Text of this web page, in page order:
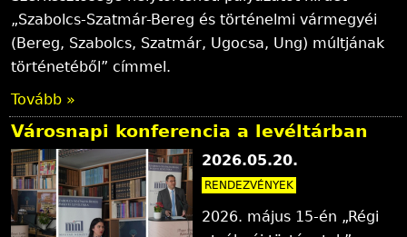
„Szabolcs-Szatmár-Bereg és történelmi vármegyéi
(Bereg, Szabolcs, Szatmár, Ugocsa, Ung) múltjának
történetéből” címmel.
Tovább »
Városnapi konferencia a levéltárban
2026.05.20.
RENDEZVÉNYEK
2026. május 15-én „Régi